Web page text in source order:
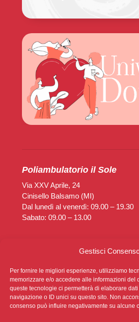
Gestisci
Per fornire le migliori esperienze, utilizziamo
memorizzare e/o accedere alle informazioni del
queste tecnologie ci permetterà di elaborare
navigazione o ID unici su questo sito. Non
consenso può influire negativamente su alcune
Poliambulatorio il Sole
Via XXV Aprile, 24
Cinisello Balsamo (MI)
Dal lunedì al venerdì: 09.00 – 19.30
Sabato: 09.00 – 13.00
Cinisello Balsamo (MI)
Dal lunedì al venerdì: 14.30 – 19.30
Sabato: Chiuso